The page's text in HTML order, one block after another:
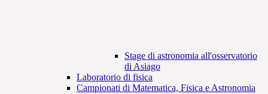
Stage di astronomia all'osservatorio
di Asiago
Laboratorio di fisica
Campionati di Matematica, Fisica e Astronomia